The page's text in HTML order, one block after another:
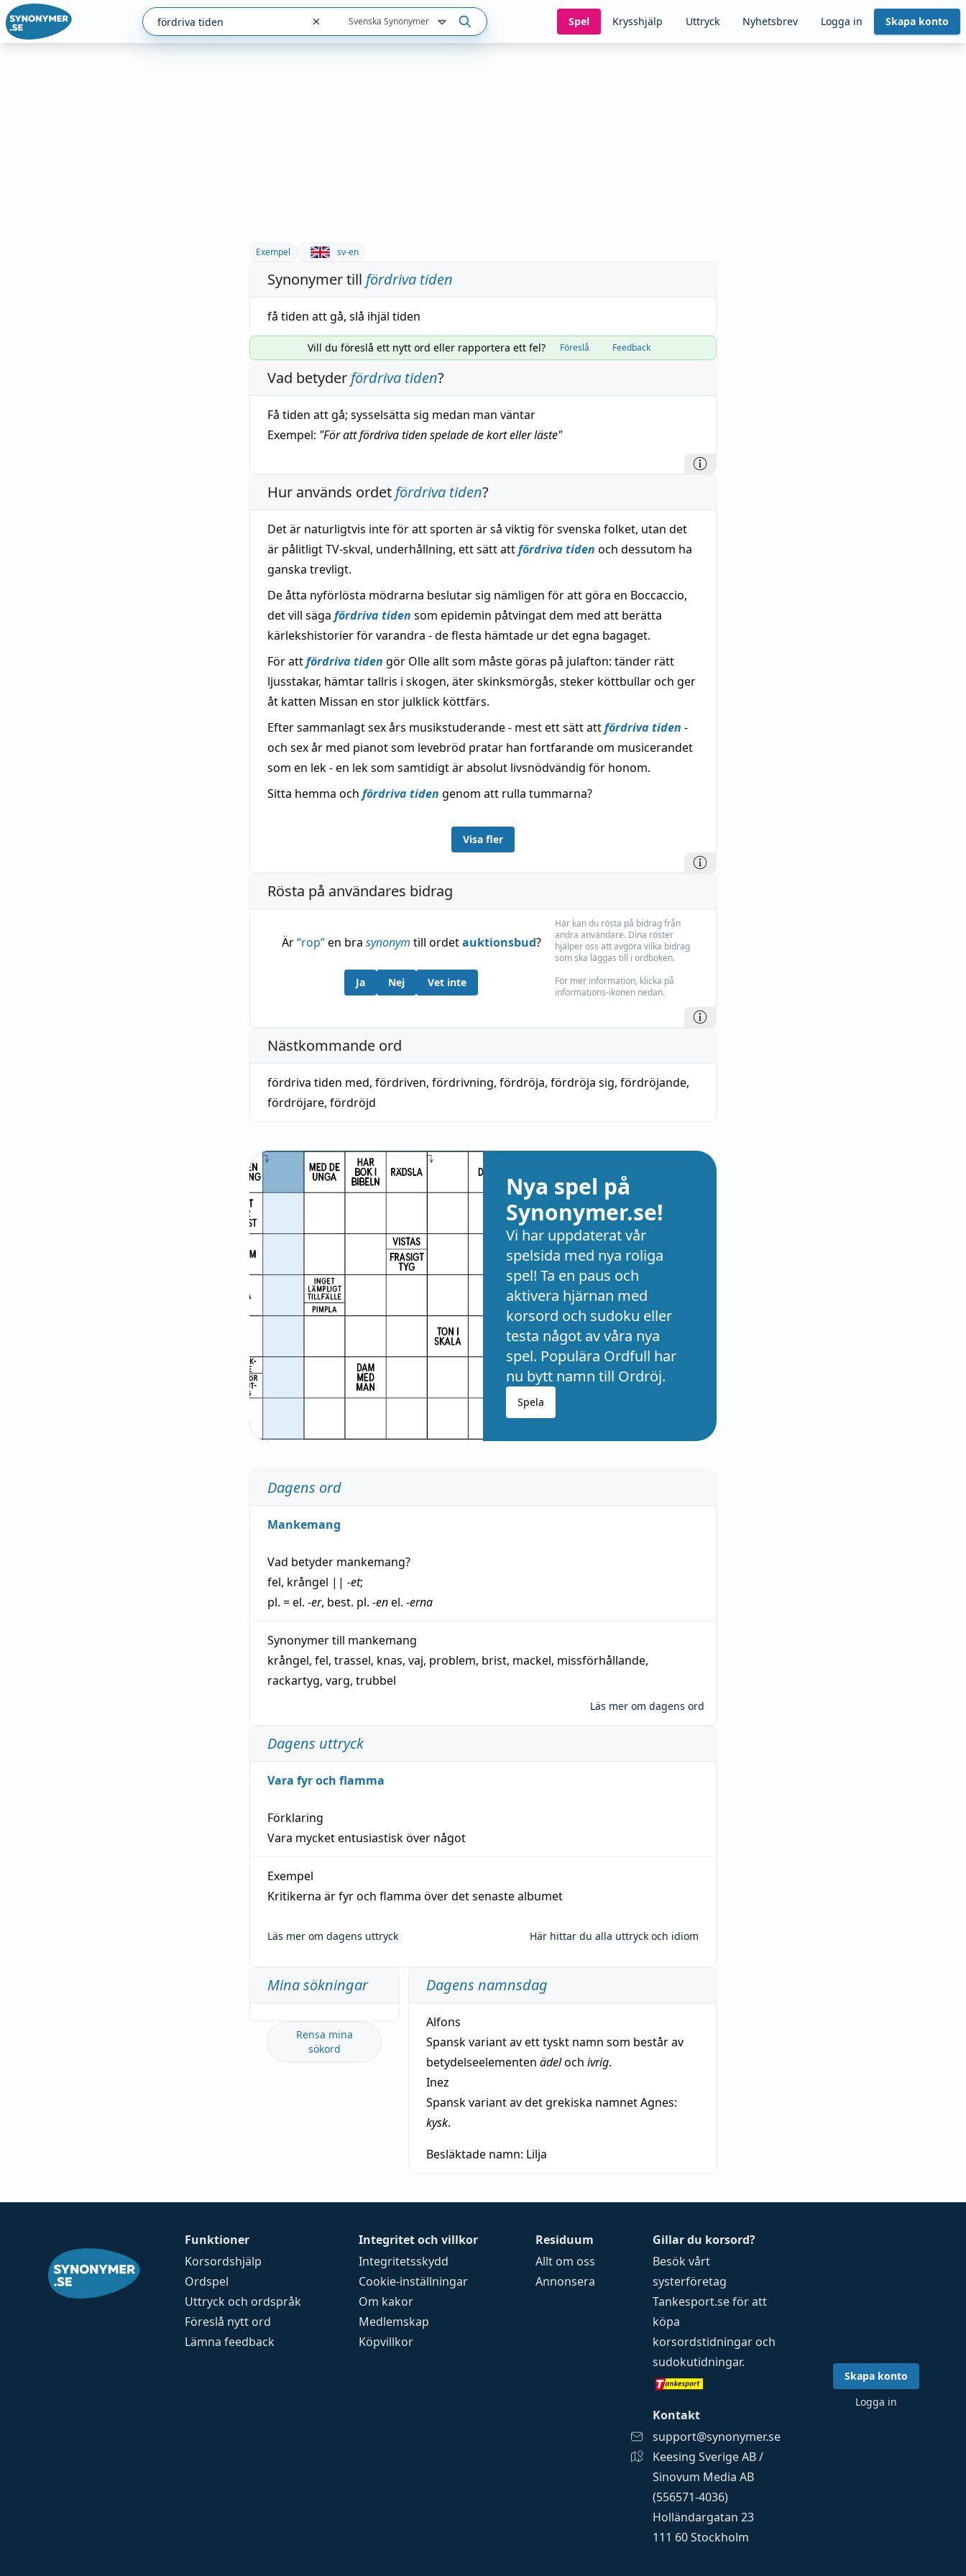
Svenska Synonymer Spel Krysshjälp Uttryck Nyhetsbrev Logga in Skapa konto
Exempel sv-en
Synonymer till fördriva tiden
få tiden att gå, slå ihjäl tiden
Vill du föreslå ett nytt ord eller rapportera ett fel? Föreslå Feedback
Vad betyder fördriva tiden?
Få tiden att gå; sysselsätta sig medan man väntar
Exempel: "För att fördriva tiden spelade de kort eller läste"
Hur används ordet fördriva tiden?
Det är naturligtvis inte för att sporten är så viktig för svenska folket, utan det
är pålitligt TV-skval, underhållning, ett sätt attfördriva tiden och dessutom ha
ganska trevligt.
De åtta nyförlösta mödrarna beslutar sig nämligen för att göra en Boccaccio,
det vill säga fördriva tiden som epidemin påtvingat dem med att berätta
kärlekshistorier för varandra - de flesta hämtade ur det egna bagaget.
För attfördriva tiden gör Olle allt som måste göras på julafton: tänder rätt
ljusstakar, hämtar tallris i skogen, äter skinksmörgås, steker köttbullar och ger
åt katten Missan en stor julklick köttfärs.
Efter sammanlagt sex års musikstuderande - mest ett sätt attfördriva tiden -
och sex år med pianot som levebröd pratar han fortfarande om musicerandet
som en lek - en lek som samtidigt är absolut livsnödvändig för honom.
Sitta hemma och fördriva tiden genom att rulla tummarna?
Visa fler
Rösta på användares bidrag
Är“rop”en bra synonym till ordetauktionsbud?
Ja Nej Vet inte
Här kan du rösta på bidrag från
andra användare. Dina röster
hjälper oss att avgöra vilka bidrag
som ska läggas till i ordboken.
För mer information, klicka på
informations-ikonen nedan.
Nästkommande ord
fördriva tiden med, fördriven, fördrivning, fördröja, fördröja sig, fördröjande,
fördröjare, fördröjd
Nya spel på
Synonymer.se!
Vi har uppdaterat vår
spelsida med nya roliga
spel! Ta en paus och
aktivera hjärnan med
korsord och sudoku eller
testa något av våra nya
spel. Populära Ordfull har
nu bytt namn till Ordröj.
Spela
Dagens ord
Mankemang
Vad betyder mankemang?
fel, krångel || -et;
pl. = el. -er, best. pl. -enel. -erna
Synonymer till mankemang
krångel, fel, trassel, knas, vaj, problem, brist, mackel, missförhållande,
rackartyg, varg, trubbel
Läs mer om dagens ord
Dagens uttryck
Vara fyr och flamma
Förklaring
Vara mycket entusiastisk över något
Exempel
Kritikerna är fyr och flamma över det senaste albumet
Läs mer om dagens uttryck Här hittar du alla uttryck och idiom
Mina sökningar
Rensa mina
sökord
Dagens namnsdag
Alfons
Spansk variant av ett tyskt namn som består av
betydelseelementen ädeloch ivrig.
Inez
Spansk variant av det grekiska namnet Agnes:
kysk.
Besläktade namn: Lilja
Funktioner
Korsordshjälp
Ordspel
Uttryck och ordspråk
Föreslå nytt ord
Lämna feedback
Integritet och villkor
Integritetsskydd
Cookie-inställningar
Om kakor
Medlemskap
Köpvillkor
Residuum
Allt om oss
Annonsera
Gillar du korsord?
Besök vårt
systerföretag
Tankesport.seför att
köpa
korsordstidningar och
sudokutidningar.
Kontakt
support@synonymer.se
Keesing Sverige AB /
Sinovum Media AB
(556571-4036)
Holländargatan 23
111 60 Stockholm
Skapa konto
Logga in